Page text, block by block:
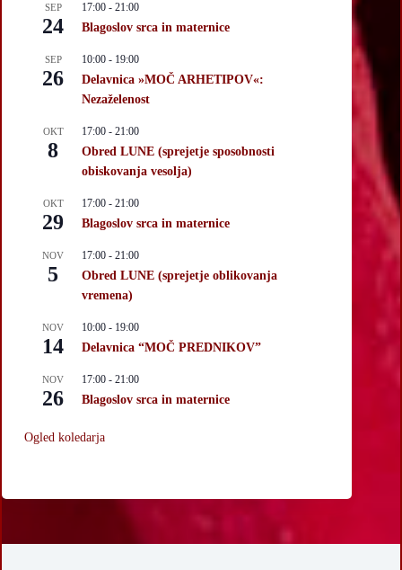
SEP
24
17:00 - 21:00
Blagoslov srca in maternice
SEP
26
10:00 - 19:00
Delavnica »MOČ ARHETIPOV«:
Nezaželenost
OKT
8
17:00 - 21:00
Obred LUNE (sprejetje sposobnosti
obiskovanja vesolja)
OKT
29
17:00 - 21:00
Blagoslov srca in maternice
NOV
5
17:00 - 21:00
Obred LUNE (sprejetje oblikovanja
vremena)
NOV
14
10:00 - 19:00
Delavnica “MOČ PREDNIKOV”
NOV
26
17:00 - 21:00
Blagoslov srca in maternice
Ogled koledarja